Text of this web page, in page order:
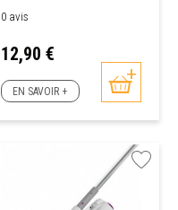
0 avis
Prix
12,90 €
EN SAVOIR +